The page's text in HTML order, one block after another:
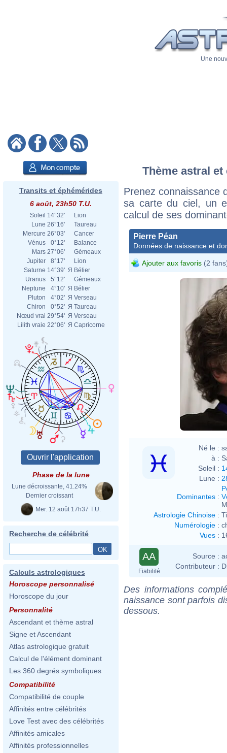
Une
Transits et éphémérides
6 août, 23h50 T.U.
Soleil 14°32'
Lion
Lune 26°16'
Taureau
Mercure 26°03'
Cancer
Vénus
0°12'
Balance
Mars 27°06'
Gémeaux
Jupiter
8°17'
Lion
Saturne 14°39' Я Bélier
Uranus
5°12'
Gémeaux
Neptune
4°10' Я Bélier
Pluton
4°02' Я Verseau
Chiron
0°52' Я Taureau
Nœud vrai 29°54' Я Verseau
Lilith vraie 22°06' Я Capricorne
Phase de la lune
Lune décroissante, 41.24%
Dernier croissant
Mer. 12 août 17h37 T.U.
Recherche de célébrité
Calculs astrologiques
Horoscope personnalisé
Horoscope du jour
Personnalité
Ascendant et thème astral
Signe et Ascendant
Atlas astrologique gratuit
Calcul de l'élément dominant
Les 360 degrés symboliques
Compatibilité
Compatibilité de couple
Affinités entre célébrités
Love Test avec des célébrités
Affinités amicales
Affinités professionnelles
Thème astral
Prenez connaissance
sa carte du ciel, un
calcul de ses
Pierre Péan
Données de naissance et
Ajouter aux favoris (2
Né le :
à :
Soleil :
Lune :
Dominantes :
Astrologie Chinoise :
Numérologie :
Vues :
AA
Fiabilité
Source :
Contributeur :
Des informations
naissance sont parfois
dessous.